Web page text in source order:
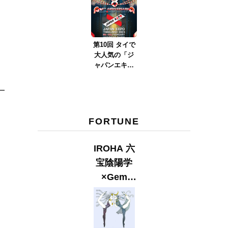
ver.2023』
第10回 タイで
大人気の「ジ
ャパンエキス
FORTUNE
IROHA 六
宝陰陽学
×Gem
Muse
【GLITTER
2023